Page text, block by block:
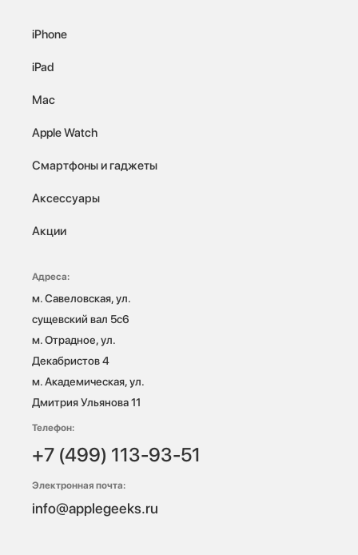
iPhone
iPad
Mac
Apple Watch
Смартфоны и гаджеты
Аксессуары
Акции
Адреса:
м. Савеловская, ул.
сущевский вал 5с6
м. Отрадное, ул.
Декабристов 4
м. Академическая, ул.
Дмитрия Ульянова 11
Телефон:
+7 (499) 113-93-51
Электронная почта:
info@applegeeks.ru